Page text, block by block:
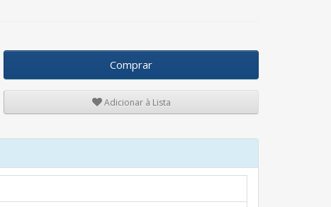
Comprar
Adicionar à Lista